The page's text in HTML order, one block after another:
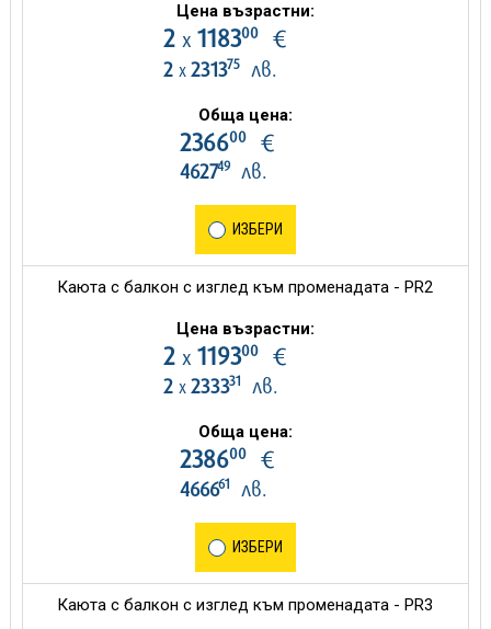
Цена възрастни:
2 х 118300€
2 х 231375лв.
Обща цена:
236600€
462749лв.
ИЗБЕРИ
Каюта с балкон с изглед към променадата - PR2
Цена възрастни:
2 х 119300€
2 х 233331 лв.
Обща цена:
238600€
466661 лв.
ИЗБЕРИ
Каюта с балкон с изглед към променадата - PR3